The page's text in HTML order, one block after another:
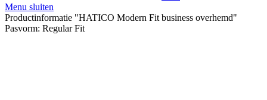
Menu sluiten
Productinformatie "HATICO Modern Fit business overhemd"
Pasvorm: Regular Fit